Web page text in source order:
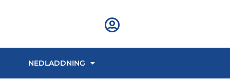
NEDLADDNING